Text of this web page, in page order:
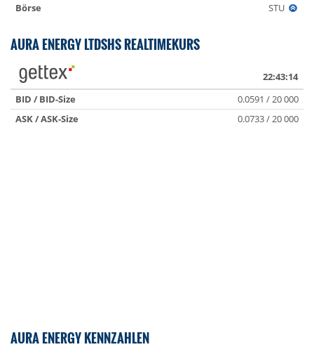
Börse
STU
AURA ENERGY LTDSHS REALTIMEKURS
22:43:14
BID / BID-Size
0.0591 / 20 000
ASK / ASK-Size
0.0733 / 20 000
AURA ENERGY KENNZAHLEN